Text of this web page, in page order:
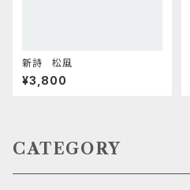
新詩 松風
¥3,800
CATEGORY